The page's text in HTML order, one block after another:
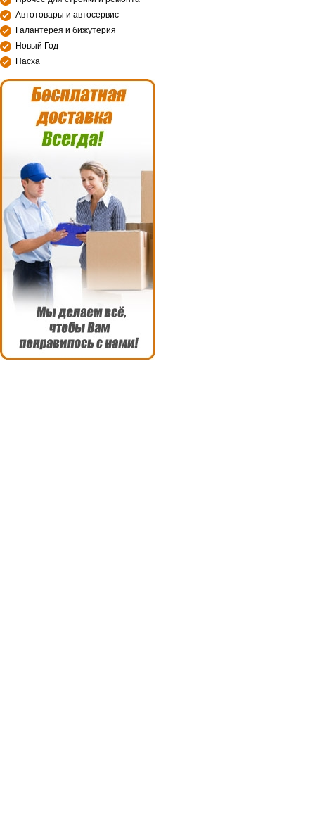
Автотовары и автосервис
Галантерея и бижутерия
Новый Год
Пасха